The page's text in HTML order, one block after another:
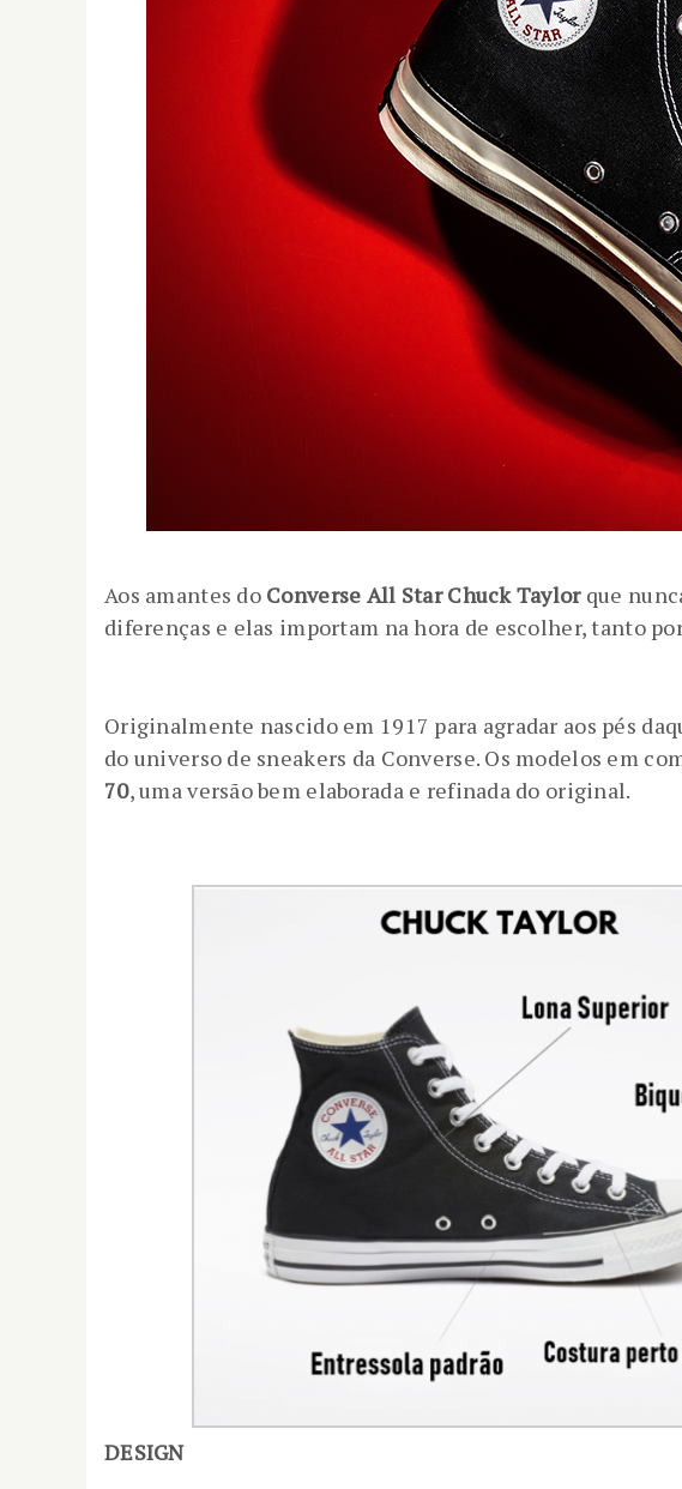
Aos amantes do Converse All Star Chuck Taylorque
diferenças e elas importam na hora de escolher, tanto
Originalmente nascido em 1917 para agradar aos pés
do universo de sneakers da Converse. Os modelos em
70, uma versão bem elaborada e refinada do original.
DESIGN